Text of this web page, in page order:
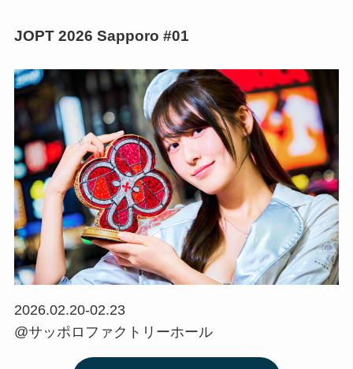
JOPT 2026 Sapporo #01
2026.02.20-02.23
@サッポロファクトリーホール